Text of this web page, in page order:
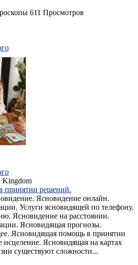
611 Просмотров
Kingdom
принятии решений.
Ясновидение онлайн.
Услуги ясновидящей по телефону.
Ясновидение на расстоянии.
Ясновидящая прогнозы.
Ясновидящая помощь в принятии
Ясновидящая на картах
существуют сложности...